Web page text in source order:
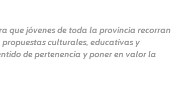
que jóvenes de toda la provincia recorran
culturales, educativas y
de pertenencia y poner en valor la